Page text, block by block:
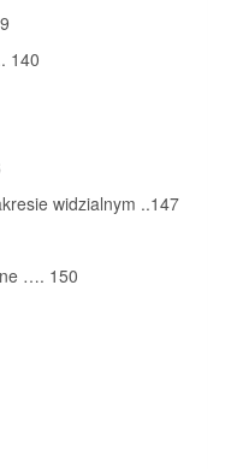
140
widzialnym ..147
…. 150